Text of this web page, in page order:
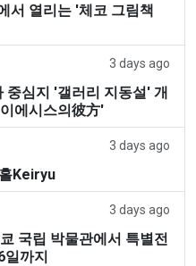
서 열리는 '체코 그림책
3 days ago
중심지 '갤러리 지동설' 개
에시스의彼方'
3 days ago
Keiryu
3 days ago
국립 박물관에서 특별전
일까지